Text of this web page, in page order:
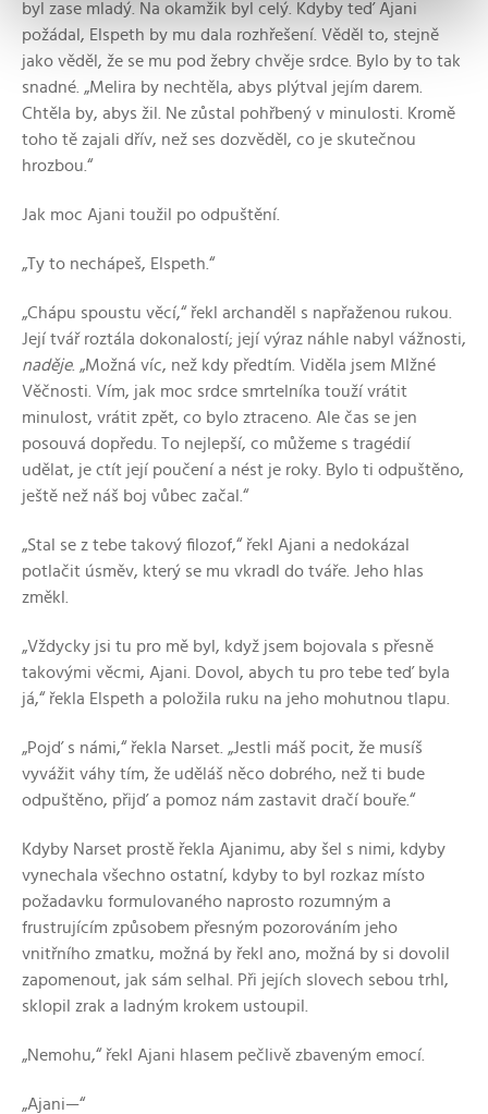
byl zase mladý. Na okamžik byl celý. Kdyby teď Ajani
požádal, Elspeth by mu dala rozhřešení. Věděl to, stejně
jako věděl, že se mu pod žebry chvěje srdce. Bylo by to tak
snadné. „Melira by nechtěla, abys plýtval jejím darem.
Chtěla by, abys žil. Ne zůstal pohřbený v minulosti. Kromě
toho tě zajali dřív, než ses dozvěděl, co je skutečnou
hrozbou.“
Jak moc Ajani toužil po odpuštění.
„Ty to nechápeš, Elspeth.“
„Chápu spoustu věcí,“ řekl archanděl s napřaženou rukou.
Její tvář roztála dokonalostí; její výraz náhle nabyl vážnosti,
naděje. „Možná víc, než kdy předtím. Viděla jsem Mlžné
Věčnosti. Vím, jak moc srdce smrtelníka touží vrátit
minulost, vrátit zpět, co bylo ztraceno. Ale čas se jen
posouvá dopředu. To nejlepší, co můžeme s tragédií
udělat, je ctít její poučení a nést je roky. Bylo ti odpuštěno,
ještě než náš boj vůbec začal.“
„Stal se z tebe takový filozof,“ řekl Ajani a nedokázal
potlačit úsměv, který se mu vkradl do tváře. Jeho hlas
změkl.
„Vždycky jsi tu pro mě byl, když jsem bojovala s přesně
takovými věcmi, Ajani. Dovol, abych tu pro tebe teď byla
já,“ řekla Elspeth a položila ruku na jeho mohutnou tlapu.
„Pojď s námi,“ řekla Narset. „Jestli máš pocit, že musíš
vyvážit váhy tím, že uděláš něco dobrého, než ti bude
odpuštěno, přijď a pomoz nám zastavit dračí bouře.“
Kdyby Narset prostě řekla Ajanimu, aby šel s nimi, kdyby
vynechala všechno ostatní, kdyby to byl rozkaz místo
požadavku formulovaného naprosto rozumným a
frustrujícím způsobem přesným pozorováním jeho
vnitřního zmatku, možná by řekl ano, možná by si dovolil
zapomenout, jak sám selhal. Při jejích slovech sebou trhl,
sklopil zrak a ladným krokem ustoupil.
„Nemohu,“ řekl Ajani hlasem pečlivě zbaveným emocí.
„Ajani—“